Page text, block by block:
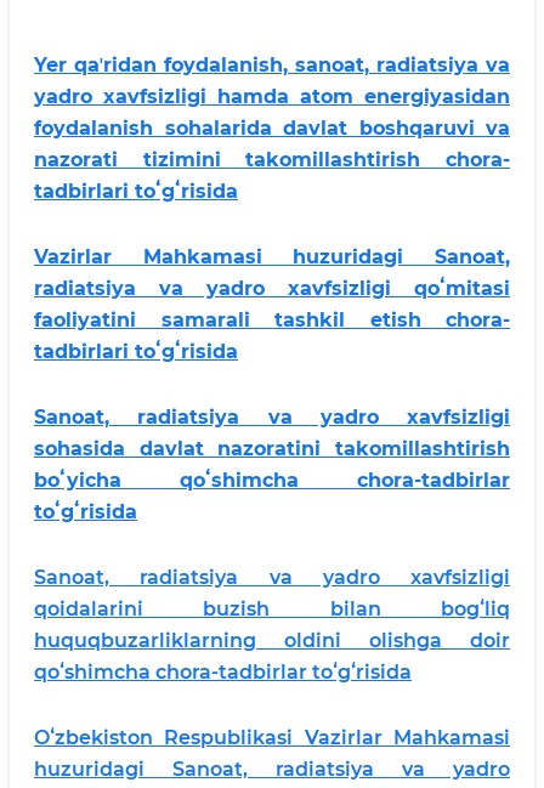
Yer qaʼridan foydalanish, sanoat, radiatsiya va
yadro xavfsizligi hamda atom energiyasidan
foydalanish sohalarida davlat boshqaruvi va
nazorati tizimini takomillashtirish chora-
tadbirlari toʻgʻrisida
Vazirlar Mahkamasi huzuridagi Sanoat,
radiatsiya va yadro xavfsizligi qoʻmitasi
faoliyatini samarali tashkil etish chora-
tadbirlari toʻgʻrisida
Sanoat, radiatsiya va yadro xavfsizligi
sohasida davlat nazoratini takomillashtirish
boʻyicha qoʻshimcha chora-tadbirlar
toʻgʻrisida
Sanoat, radiatsiya va yadro xavfsizligi
qoidalarini buzish bilan bogʻliq
huquqbuzarliklarning oldini olishga doir
qoʻshimcha chora-tadbirlar toʻgʻrisida
Oʻzbekiston Respublikasi Vazirlar Mahkamasi
huzuridagi Sanoat, radiatsiya va yadro